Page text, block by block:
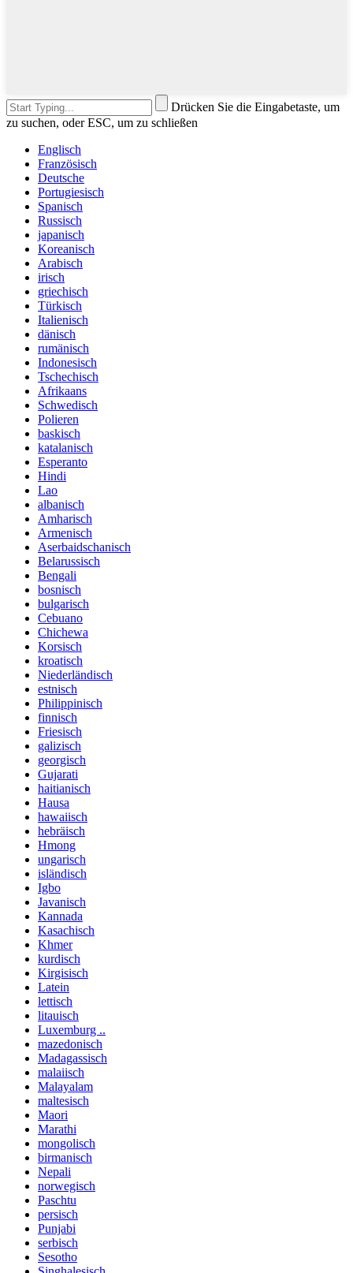
Drücken Sie die Eingabetaste, um
zu suchen, oder ESC, um zu schließen
Englisch
Französisch
Deutsche
Portugiesisch
Spanisch
Russisch
japanisch
Koreanisch
Arabisch
irisch
griechisch
Türkisch
Italienisch
dänisch
rumänisch
Indonesisch
Tschechisch
Afrikaans
Schwedisch
Polieren
baskisch
katalanisch
Esperanto
Hindi
Lao
albanisch
Amharisch
Armenisch
Aserbaidschanisch
Belarussisch
Bengali
bosnisch
bulgarisch
Cebuano
Chichewa
Korsisch
kroatisch
Niederländisch
estnisch
Philippinisch
finnisch
Friesisch
galizisch
georgisch
Gujarati
haitianisch
Hausa
hawaiisch
hebräisch
Hmong
ungarisch
isländisch
Igbo
Javanisch
Kannada
Kasachisch
Khmer
kurdisch
Kirgisisch
Latein
lettisch
litauisch
Luxemburg ..
mazedonisch
Madagassisch
malaiisch
Malayalam
maltesisch
Maori
Marathi
mongolisch
birmanisch
Nepali
norwegisch
Paschtu
persisch
Punjabi
serbisch
Sesotho